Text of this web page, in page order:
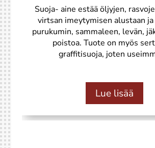
Suoja- aine estää öljyjen,
virtsan imeytymisen alustaan
purukumin, sammaleen, levän,
poistoa. Tuote on myös
graffitisuoja, joten
Lue lisää